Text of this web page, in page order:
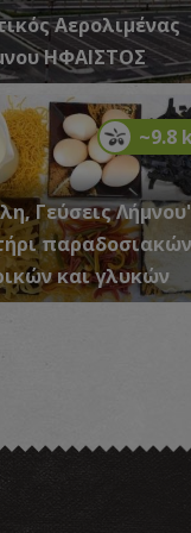
Αερολιμένας
ΗΦΑΙΣΤΟΣ
~9.8
Γεύσεις
παραδοσιακών
και γλυκών